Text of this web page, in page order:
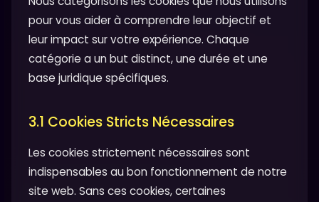
pour vous aider à comprendre leur objectif et
leur impact sur votre expérience. Chaque
catégorie a un but distinct, une durée et une
base juridique spécifiques.
3.1 Cookies Stricts Nécessaires
Les cookies strictement nécessaires sont
indispensables au bon fonctionnement de notre
site web. Sans ces cookies, certaines